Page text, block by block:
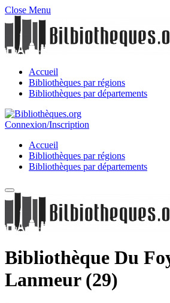
Close Menu
Accueil
Bibliothèques par régions
Bibliothèques par départements
Connexion/Inscription
Accueil
Bibliothèques par régions
Bibliothèques par départements
Bibliothèque Du
Lanmeur (29)